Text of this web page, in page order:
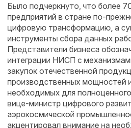
Было подчеркнуто, что более
предприятий в стране по-
цифровую трансформацию, а
инструменты сбора данных
Представители бизнеса
интеграции НИСП с
закупок отечественной
производственных мощностей
необходимых для
вице-министр цифрового
аэрокосмической
акцентировал внимание на